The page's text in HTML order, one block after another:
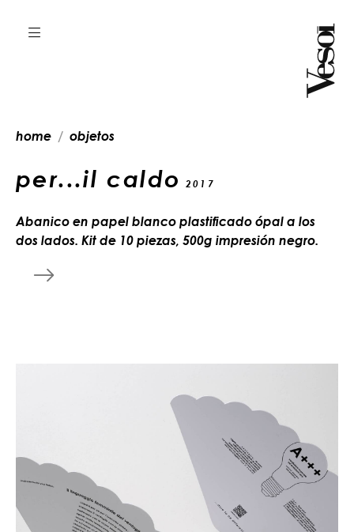
home objetos
per...il caldo 2017
Abanico en papel blanco plastificado ópal a los
dos lados. Kit de 10 piezas, 500g impresión negro.